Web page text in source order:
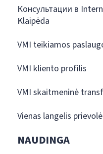
Консультации в
Klaipėda
VMI teikiamos
VMI kliento profilis
VMI skaitmeninė
Vienas langelis
NAUDINGA